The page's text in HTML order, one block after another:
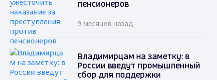
пенсионеров
9 месяцев назад
Владимирцам на заметку: в
России введут промышленный
сбор для поддержки